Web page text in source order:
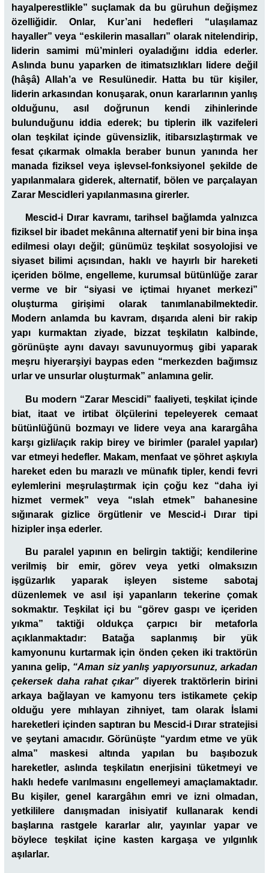
hayalperestlikle” suçlamak da bu güruhun değişmez
özelliğidir. Onlar, Kur’ani hedefleri “ulaşılamaz
hayaller” veya “eskilerin masalları” olarak nitelendirip,
liderin samimi mü’minleri oyaladığını iddia ederler.
Aslında bunu yaparken de itimatsızlıkları lidere değil
(hâşâ) Allah’a ve Resulünedir. Hatta bu tür kişiler,
liderin arkasından konuşarak, onun kararlarının yanlış
olduğunu, asıl doğrunun kendi zihinlerinde
bulunduğunu iddia ederek; bu tiplerin ilk vazifeleri
olan teşkilat içinde güvensizlik, itibarsızlaştırmak ve
fesat çıkarmak olmakla beraber bunun yanında her
manada fiziksel veya işlevsel-fonksiyonel şekilde de
yapılanmalara giderek, alternatif, bölen ve parçalayan
Zarar Mescidleri yapılanmasına girerler.
Mescid-i Dırar kavramı, tarihsel bağlamda yalnızca
fiziksel bir ibadet mekânına alternatif yeni bir bina inşa
edilmesi olayı değil; günümüz teşkilat sosyolojisi ve
siyaset bilimi açısından, haklı ve hayırlı bir hareketi
içeriden bölme, engelleme, kurumsal bütünlüğe zarar
verme ve bir “siyasi ve içtimai hıyanet merkezi”
oluşturma girişimi olarak tanımlanabilmektedir.
Modern anlamda bu kavram, dışarıda aleni bir rakip
yapı kurmaktan ziyade, bizzat teşkilatın kalbinde,
görünüşte aynı davayı savunuyormuş gibi yaparak
meşru hiyerarşiyi baypas eden “merkezden bağımsız
urlar ve unsurlar oluşturmak” anlamına gelir.
Bu modern “Zarar Mescidi” faaliyeti, teşkilat içinde
biat, itaat ve irtibat ölçülerini tepeleyerek cemaat
bütünlüğünü bozmayı ve lidere veya ana karargâha
karşı gizli/açık rakip birey ve birimler (paralel yapılar)
var etmeyi hedefler. Makam, menfaat ve şöhret aşkıyla
hareket eden bu marazlı ve münafık tipler, kendi fevri
eylemlerini meşrulaştırmak için çoğu kez “daha iyi
hizmet vermek” veya “ıslah etmek” bahanesine
sığınarak gizlice örgütlenir ve Mescid-i Dırar tipi
hizipler inşa ederler.
Bu paralel yapının en belirgin taktiği; kendilerine
verilmiş bir emir, görev veya yetki olmaksızın
işgüzarlık yaparak işleyen sisteme sabotaj
düzenlemek ve asıl işi yapanların tekerine çomak
sokmaktır. Teşkilat içi bu “görev gaspı ve içeriden
yıkma” taktiği oldukça çarpıcı bir metaforla
açıklanmaktadır: Batağa saplanmış bir yük
kamyonunu kurtarmak için önden çeken iki traktörün
yanına gelip, “Aman siz yanlış yapıyorsunuz, arkadan
çekersek daha rahat çıkar” diyerek traktörlerin birini
arkaya bağlayan ve kamyonu ters istikamete çekip
olduğu yere mıhlayan zihniyet, tam olarak İslami
hareketleri içinden saptıran bu Mescid-i Dırar stratejisi
ve şeytani amacıdır. Görünüşte “yardım etme ve yük
alma” maskesi altında yapılan bu başıbozuk
hareketler, aslında teşkilatın enerjisini tüketmeyi ve
haklı hedefe varılmasını engellemeyi amaçlamaktadır.
Bu kişiler, genel karargâhın emri ve izni olmadan,
yetkililere danışmadan inisiyatif kullanarak kendi
başlarına rastgele kararlar alır, yayınlar yapar ve
böylece teşkilat içine kasten kargaşa ve yılgınlık
aşılarlar.